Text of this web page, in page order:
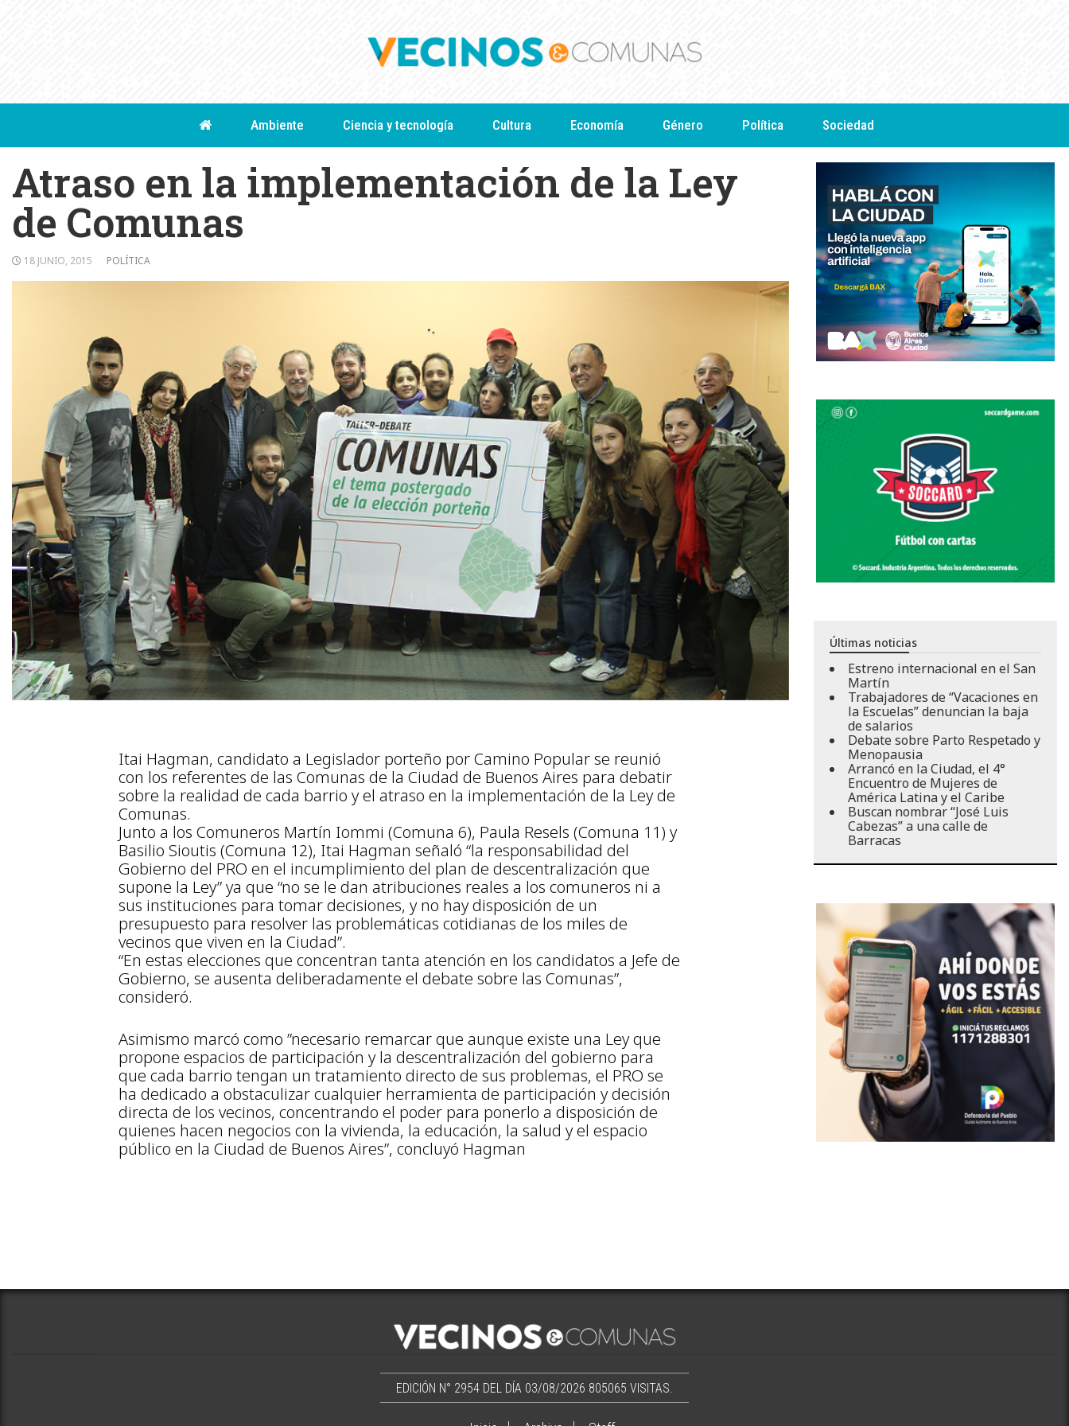
Ambiente Ciencia y tecnología Cultura Economía Género Política Sociedad
Atraso en la implementación de la Ley
de Comunas
18 JUNIO, 2015 POLÍTICA
Itai Hagman, candidato a Legislador porteño por Camino Popular se reunió
con los referentes de las Comunas de la Ciudad de Buenos Aires para debatir
sobre la realidad de cada barrio y el atraso en la implementación de la Ley de
Comunas.
Junto a los Comuneros Martín Iommi (Comuna 6), Paula Resels (Comuna 11) y
Basilio Sioutis (Comuna 12), Itai Hagman señaló “la responsabilidad del
Gobierno del PRO en el incumplimiento del plan de descentralización que
supone la Ley” ya que “no se le dan atribuciones reales a los comuneros ni a
sus instituciones para tomar decisiones, y no hay disposición de un
presupuesto para resolver las problemáticas cotidianas de los miles de
vecinos que viven en la Ciudad”.
“En estas elecciones que concentran tanta atención en los candidatos a Jefe de
Gobierno, se ausenta deliberadamente el debate sobre las Comunas”,
consideró.
Asimismo marcó como ”necesario remarcar que aunque existe una Ley que
propone espacios de participación y la descentralización del gobierno para
que cada barrio tengan un tratamiento directo de sus problemas, el PRO se
ha dedicado a obstaculizar cualquier herramienta de participación y decisión
directa de los vecinos, concentrando el poder para ponerlo a disposición de
quienes hacen negocios con la vivienda, la educación, la salud y el espacio
público en la Ciudad de Buenos Aires”, concluyó Hagman
Últimas noticias
Estreno internacional en el San
Martín
Trabajadores de “Vacaciones en
la Escuelas” denuncian la baja
de salarios
Debate sobre Parto Respetado y
Menopausia
Arrancó en la Ciudad, el 4°
Encuentro de Mujeres de
América Latina y el Caribe
Buscan nombrar “José Luis
Cabezas” a una calle de
Barracas
EDICIÓN N° 2954 DEL DÍA 03/08/2026 805065 VISITAS.